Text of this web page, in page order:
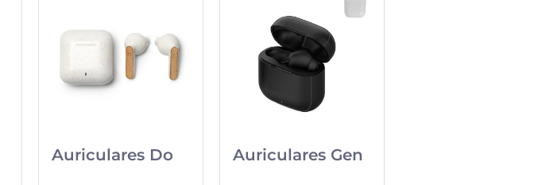
Auriculares Do Auriculares Gen